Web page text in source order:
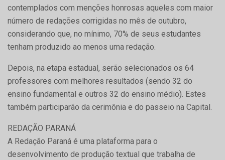
contemplados com menções honrosas aqueles com maior
número de redações corrigidas no mês de outubro,
considerando que, no mínimo, 70% de seus estudantes
tenham produzido ao menos uma redação.
Depois, na etapa estadual, serão selecionados os 64
professores com melhores resultados (sendo 32 do
ensino fundamental e outros 32 do ensino médio). Estes
também participarão da cerimônia e do passeio na Capital.
REDAÇÃO PARANÁ
A Redação Paraná é uma plataforma para o
desenvolvimento de produção textual que trabalha de